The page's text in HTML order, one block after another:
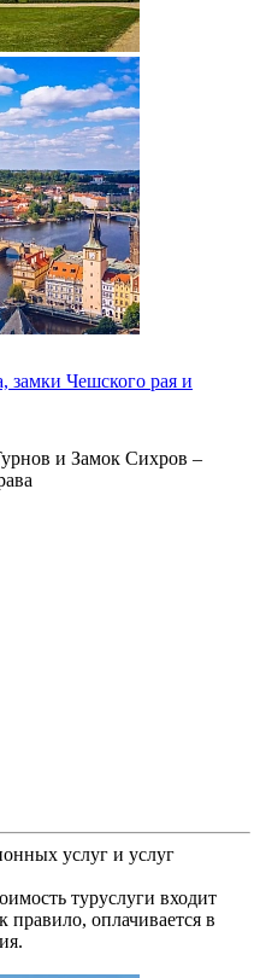
замки Чешского рая и
и Замок Сихров –
услуг и услуг
туруслуги входит
правило, оплачивается в